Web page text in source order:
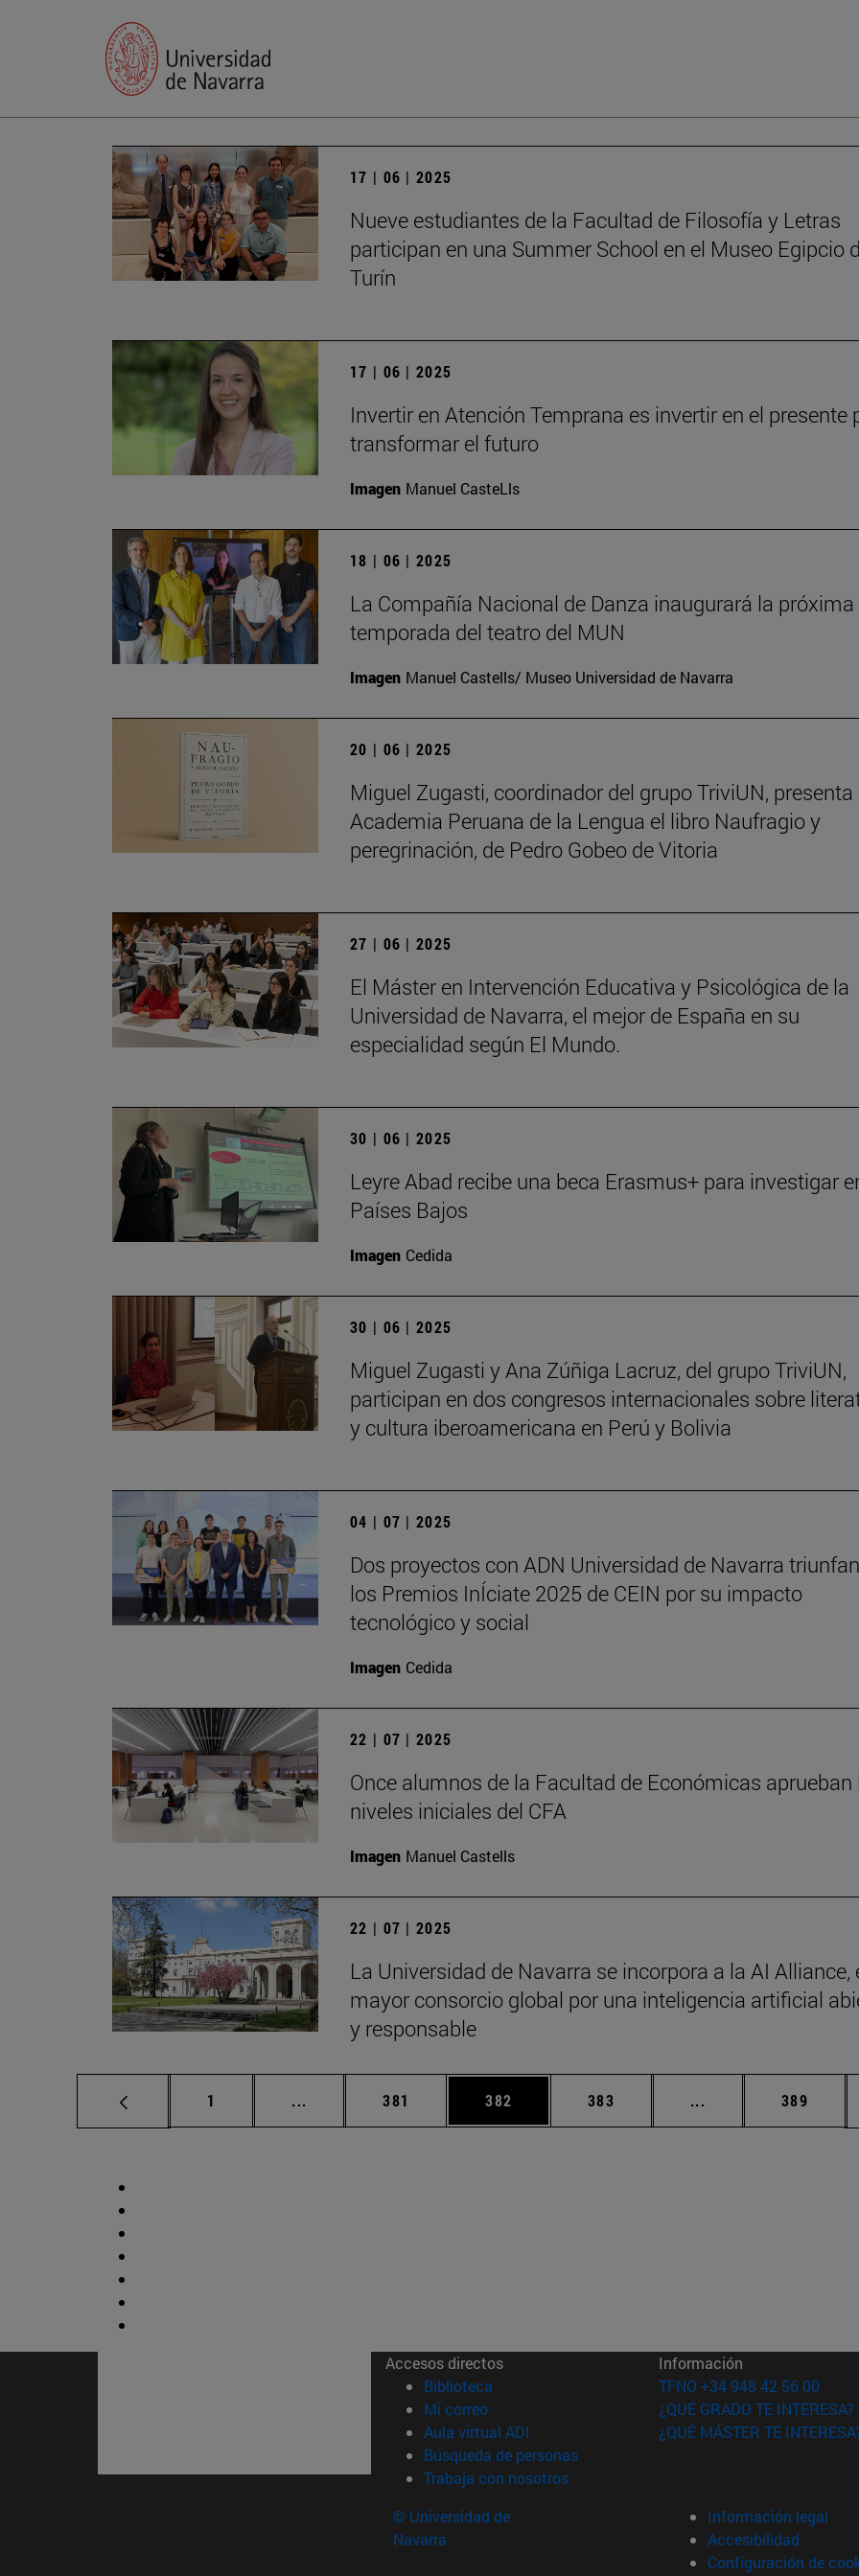
17 | 06 | 2025
Nueve estudiantes de la Facultad de Filosofía y Letras
participan en una Summer School en el Museo Egipcio
Turín
17 | 06 | 2025
Invertir en Atención Temprana es invertir en el presente
transformar el futuro
Imagen Manuel CasteLls
18 | 06 | 2025
La Compañía Nacional de Danza inaugurará la próxima
temporada del teatro del MUN
Imagen Manuel Castells/ Museo Universidad de Navarra
20 | 06 | 2025
Miguel Zugasti, coordinador del grupo TriviUN, presenta
Academia Peruana de la Lengua el libro Naufragio y
peregrinación, de Pedro Gobeo de Vitoria
27 | 06 | 2025
El Máster en Intervención Educativa y Psicológica de la
Universidad de Navarra, el mejor de España en su
especialidad según El Mundo.
30 | 06 | 2025
Leyre Abad recibe una beca Erasmus+ para investigar
Países Bajos
Imagen Cedida
30 | 06 | 2025
Miguel Zugasti y Ana Zúñiga Lacruz, del grupo TriviUN,
participan en dos congresos internacionales sobre
y cultura iberoamericana en Perú y Bolivia
04 | 07 | 2025
Dos proyectos con ADN Universidad de Navarra
los Premios InÍciate 2025 de CEIN por su impacto
tecnológico y social
Imagen Cedida
22 | 07 | 2025
Once alumnos de la Facultad de Económicas aprueban
niveles iniciales del CFA
Imagen Manuel Castells
22 | 07 | 2025
La Universidad de Navarra se incorpora a la AI Alliance,
mayor consorcio global por una inteligencia artificial
y responsable
Página
1 ... Páginas intermedias Use TAB para desplazarse.
Página
381 Página
382 Página
383 ... Páginas Página
389
Accesos directos
Biblioteca (abre en nueva ventana)
Mi correo(abre en nueva ventana)
Aula virtual ADI (abre en nueva ventana)
Búsqueda de personas(abre en nueva ventana)
Trabaja con nosotros(abre en nueva ventana)
Información
TFNO +34 948 42 56 00
¿QUÉ GRADO TE INTERESA?
¿QUÉ MÁSTER TE
© Universidad de
Navarra
Información legal
Accesibilidad
Configuración de